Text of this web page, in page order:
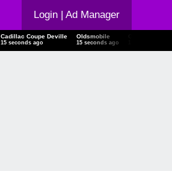
Login| Ad Manager
Cadillac Coupe Deville
16 seconds ago
Oldsmobile
16 seconds ago